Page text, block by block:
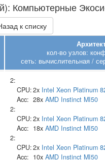
Компьютерные
к списку
кол-во узлов:
сеть: вычислительная /
2:
CPU:2x Intel Xeon Platinum
Acc: 28x AMD Instinct MI50
2:
CPU:2x Intel Xeon Platinum
Acc: 18x AMD Instinct MI50
2:
CPU:2x Intel Xeon Platinum
Acc: 10x AMD Instinct MI50